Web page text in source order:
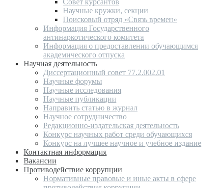
Научные кружки, секции
Поисковый отряд «Связь времен»
Информация Государственного
антинаркотического комитета
Информация о предоставлении обучающимся
академического отпуска
Научная деятельность
Диссертационный совет 77.2.002.01
Научные форумы
Научные исследования
Научные публикации
Направить статью в журнал
Научное сотрудничество
Редакционно-издательская деятельность
Конкурс научных работ среди обучающихся
Конкурс на лучшее научное и учебное издание
Контактная информация
Вакансии
Противодействие коррупции
Нормативные правовые и иные акты в сфере